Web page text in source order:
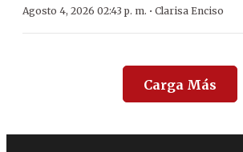
Agosto 4, 2026 02:43 p. m. · Clarisa Enciso
Carga Más